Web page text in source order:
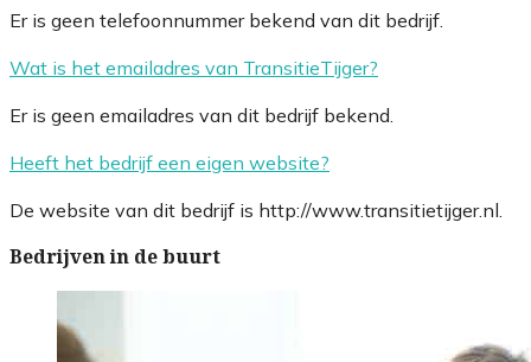
Er is geen telefoonnummer bekend van dit bedrijf.
Wat is het emailadres van TransitieTijger?
Er is geen emailadres van dit bedrijf bekend.
Heeft het bedrijf een eigen website?
De website van dit bedrijf is http://www.transitietijger.nl.
Bedrijven in de buurt